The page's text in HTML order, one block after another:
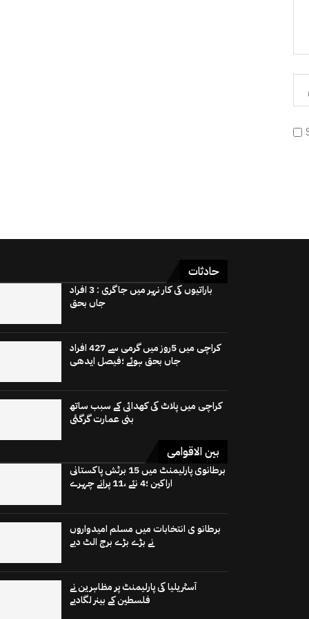
حادثات
باراتیوں کی کار نہر میں جاگری : 3 افراد
جاں بحق
کراچی میں 5روز میں گرمی سے 427 افراد
جاں بحق ہوئے ؛فیصل ایدھی
کراچی میں پلاٹ کی کھدائی کے سبب ساتھ
بنی عمارت گرگئی
بین الاقوامی
برطانوی پارلیمنٹ میں 15 برٹش پاکستانی
اراکین ؛4 نئے ،11 پرانے چہرے
برطانو ی انتخابات میں مسلم امیدواروں
نے بڑے بڑے برج الٹ دیے
آسٹریلیا کی پارلیمنٹ پر مظاہرین نے
فلسطین کے بینر لگادیے